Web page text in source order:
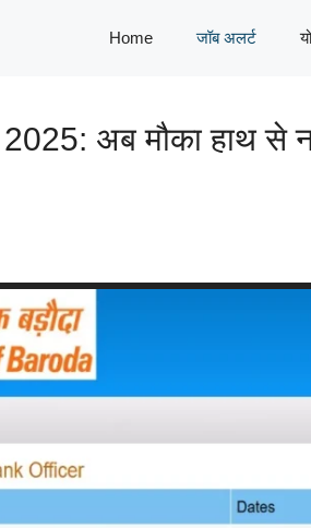
Home जॉब अलर्ट
अब मौका हाथ से